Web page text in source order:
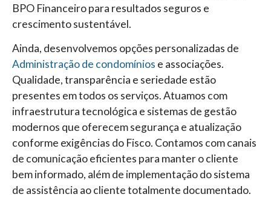
BPO Financeiro para resultados seguros e
crescimento sustentável.
Ainda, desenvolvemos opções personalizadas de
Administração de condomínios e associações.
Qualidade, transparência e seriedade estão
presentes em todos os serviços. Atuamos com
infraestrutura tecnológica e sistemas de gestão
modernos que oferecem segurança e atualização
conforme exigências do Fisco. Contamos com canais
de comunicação eficientes para manter o cliente
bem informado, além de implementação do sistema
de assistência ao cliente totalmente documentado.